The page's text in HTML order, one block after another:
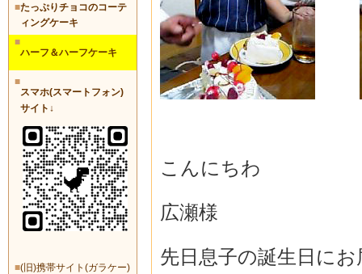
■たっぷりチョコのコーテ
ィングケーキ
■
ハーフ＆ハーフケーキ
■
スマホ(スマートフォン)
サイト↓
■(旧)携帯サイト(ガラケー)
こんにちわ
広瀬様
先日息子の誕生日に